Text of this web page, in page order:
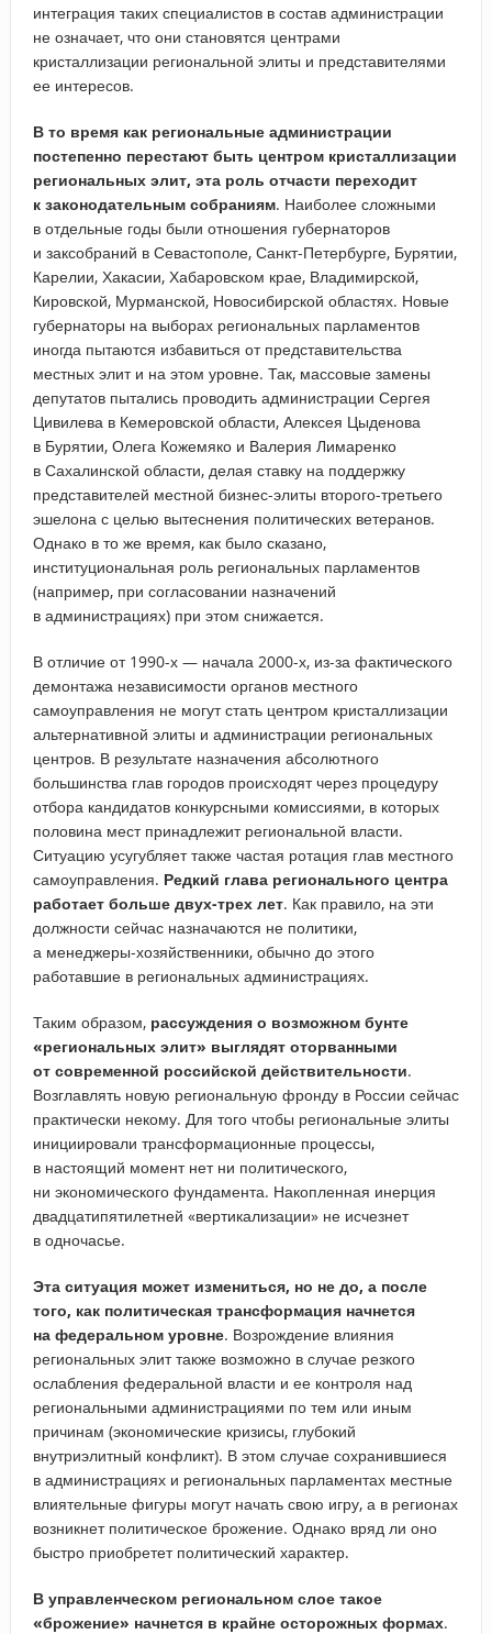
интеграция таких специалистов в состав администрации
не означает, что они становятся центрами
кристаллизации региональной элиты и представителями
ее интересов.
В то время как региональные администрации
постепенно перестают быть центром кристаллизации
региональных элит, эта роль отчасти переходит
к законодательным собраниям. Наиболее сложными
в отдельные годы были отношения губернаторов
и заксобраний в Севастополе, Санкт-Петербурге, Бурятии,
Карелии, Хакасии, Хабаровском крае, Владимирской,
Кировской, Мурманской, Новосибирской областях. Новые
губернаторы на выборах региональных парламентов
иногда пытаются избавиться от представительства
местных элит и на этом уровне. Так, массовые замены
депутатов пытались проводить администрации Сергея
Цивилева в Кемеровской области, Алексея Цыденова
в Бурятии, Олега Кожемяко и Валерия Лимаренко
в Сахалинской области, делая ставку на поддержку
представителей местной бизнес-элиты второго-третьего
эшелона с целью вытеснения политических ветеранов.
Однако в то же время, как было сказано,
институциональная роль региональных парламентов
(например, при согласовании назначений
в администрациях) при этом снижается.
В отличие от 1990-х — начала 2000-х, из-за фактического
демонтажа независимости органов местного
самоуправления не могут стать центром кристаллизации
альтернативной элиты и администрации региональных
центров. В результате назначения абсолютного
большинства глав городов происходят через процедуру
отбора кандидатов конкурсными комиссиями, в которых
половина мест принадлежит региональной власти.
Ситуацию усугубляет также частая ротация глав местного
самоуправления. Редкий глава регионального центра
работает больше двух-трех лет. Как правило, на эти
должности сейчас назначаются не политики,
а менеджеры-хозяйственники, обычно до этого
работавшие в региональных администрациях.
Таким образом, рассуждения о возможном бунте
«региональных элит» выглядят оторванными
от современной российской действительности.
Возглавлять новую региональную фронду в России сейчас
практически некому. Для того чтобы региональные элиты
инициировали трансформационные процессы,
в настоящий момент нет ни политического,
ни экономического фундамента. Накопленная инерция
двадцатипятилетней «вертикализации» не исчезнет
в одночасье.
Эта ситуация может измениться, но не до, а после
того, как политическая трансформация начнется
на федеральном уровне. Возрождение влияния
региональных элит также возможно в случае резкого
ослабления федеральной власти и ее контроля над
региональными администрациями по тем или иным
причинам (экономические кризисы, глубокий
внутриэлитный конфликт). В этом случае сохранившиеся
в администрациях и региональных парламентах местные
влиятельные фигуры могут начать свою игру, а в регионах
возникнет политическое брожение. Однако вряд ли оно
быстро приобретет политический характер.
В управленческом региональном слое такое
«брожение» начнется в крайне осторожных формах.